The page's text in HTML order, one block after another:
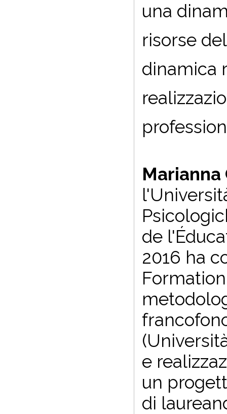
una
risorse
dinamica
Marianna
de
2016 ha
e
un
di